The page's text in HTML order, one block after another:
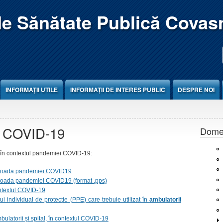
Sănătate Publică
INFORMAȚII UTILE INFORMAȚII DE INTERES PUBLIC DESPRE NOI
19
contextul pandemiei COVID-19:
pandemiei COVID19
pandemiei COVID19 (format .pps)
COVID-19
individual de protecție (PPE) care trebuie utilizat înambulatorii
și spital, în contextul COVID-19